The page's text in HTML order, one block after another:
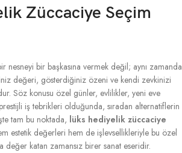
Züccaciye Seçim
nesneyi bir başkasına vermek değil; aynı zamanda
değeri, gösterdiğiniz özeni ve kendi zevkinizi
Söz konusu özel günler, evlilikler, yeni eve
iş tebrikleri olduğunda, sıradan alternatiflerin
tam bu noktada, lüks hediyelik züccaciye
estetik değerleri hem de işlevsellikleriyle bu özel
değer katan zamansız birer sanat eseridir.